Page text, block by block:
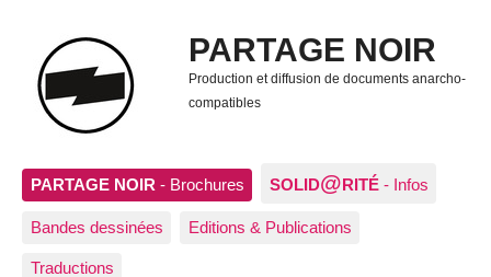
PARTAGE NOIR
Production et diffusion de documents anarcho-
compatibles
PARTAGE NOIR - Brochures SOLID@RITÉ - Infos
Bandes dessinées Editions & Publications
Traductions